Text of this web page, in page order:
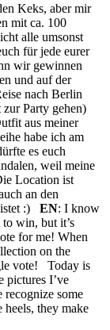
Keks, aber mir
mit ca. 100
alle umsonst
für jede eurer
wir gewinnen
und auf der
nach Berlin
Party gehen)
aus meiner
habe ich am
es euch
weil meine
Location ist
an den
:) EN: I know
win, but it’s
for me! When
on the
vote! Today is
pictures I’ve
recognize some
they make